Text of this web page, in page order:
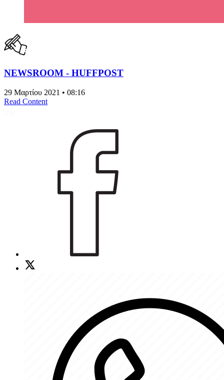
NEWSROOM - HUFFPOST
29 Μαρτίου 2021 • 08:16
Read Content